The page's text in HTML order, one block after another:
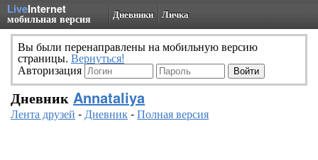
LiveInternet
мобильная версия Дневники Личка
Вы были перенаправлены на мобильную версию
страницы. Вернуться!
Авторизация
Дневник Annataliya
Лента друзей -Дневник-Полная версия